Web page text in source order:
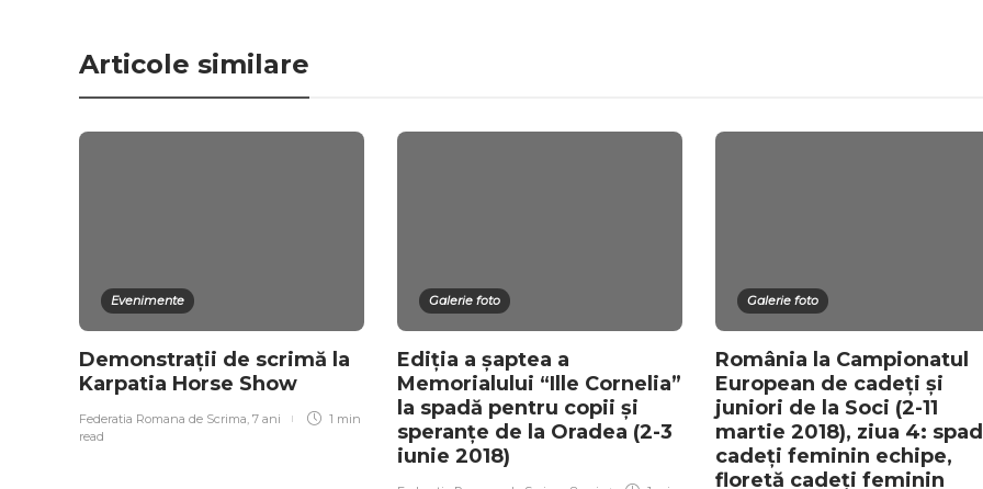
Articole similare
Evenimente
Demonstrații de scrimă la
Karpatia Horse Show
Federatia Romana de Scrima 7 ani
1 min
read
Galerie foto
Ediția a șaptea a
Memorialului “Ille Cornelia”
la spadă pentru copii și
speranțe de la Oradea (2-3
iunie 2018)
Galerie foto
România la Campionatul
European de cadeți și
juniori de la Soci (2-11
martie 2018), ziua 4:
cadeți feminin echipe,
floretă cadeți feminin